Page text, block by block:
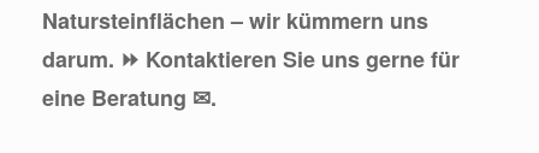
Natursteinflächen – wir kümmern uns
darum. ⏩ Kontaktieren Sie uns gerne für
eine Beratung ✉.